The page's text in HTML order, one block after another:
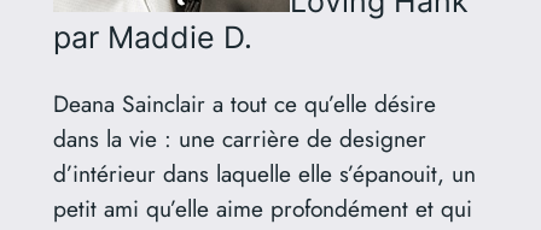
par Maddie D.
Deana Sainclair a tout ce qu’elle désire
dans la vie : une carrière de designer
d’intérieur dans laquelle elle s’épanouit, un
petit ami qu’elle aime profondément et qui